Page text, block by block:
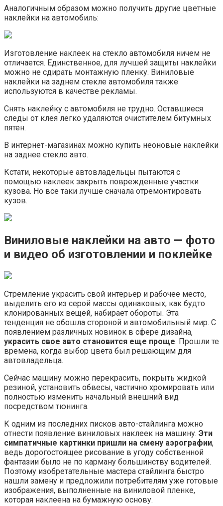
Аналогичным образом можно получить другие цветные
наклейки на автомобиль:
Изготовление наклеек на стекло автомобиля ничем не
отличается. Единственное, для лучшей защиты наклейки
можно не сдирать монтажную пленку. Виниловые
наклейки на заднем стекле автомобиля также
используются в качестве рекламы.
Снять наклейку с автомобиля не трудно. Оставшиеся
следы от клея легко удаляются очистителем битумных
пятен.
В интернет-магазинах можно купить неоновые наклейки
на заднее стекло авто.
Кстати, некоторые автовладельцы пытаются с
помощью наклеек закрыть поврежденные участки
кузова. Но все таки лучше сначала отремонтировать
кузов.
Виниловые наклейки на авто — фото
и видео об изготовлении и поклейке
Стремление украсить свой интерьер и рабочее место,
выделить его из серой массы одинаковых, как будто
клонированных вещей, набирает обороты. Эта
тенденция не обошла стороной и автомобильный мир. С
появлением различных новинок в сфере дизайна,
украсить свое авто становится еще проще. Прошли те
времена, когда выбор цвета был решающим для
автовладельца.
Сейчас машину можно перекрасить, покрыть жидкой
резиной, установить обвесы, частично хромировать или
полностью изменить начальный внешний вид
посредством тюнинга.
К одним из последних писков авто-стайлинга можно
отнести появление виниловых наклеек на машину. Эти
симпатичные картинки пришли на смену аэрографии,
ведь дорогостоящее рисование в угоду собственной
фантазии было не по карману большинству водителей.
Поэтому изобретательные мастера стайлинга быстро
нашли замену и предложили потребителям уже готовые
изображения, выполненные на виниловой пленке,
которая наклеена на бумажную основу.